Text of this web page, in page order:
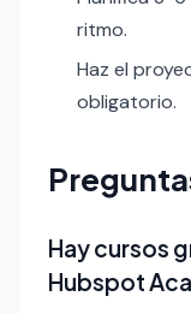
ritmo.
Haz el
obligatorio.
Hay cursos
Hubspot